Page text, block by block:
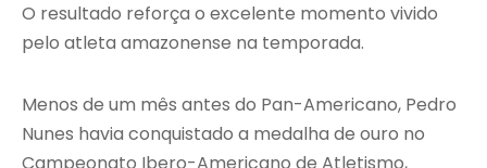
O resultado reforça o excelente momento vivido
pelo atleta amazonense na temporada.
Menos de um mês antes do Pan-Americano, Pedro
Nunes havia conquistado a medalha de ouro no